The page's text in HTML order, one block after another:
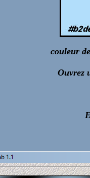
couleur
Ouvrez